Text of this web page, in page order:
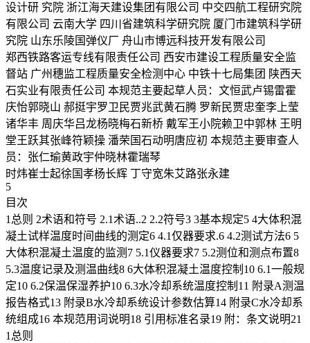
设计研 究院 浙江海天建设集团有限公司 中交四航工程研究院
有限公司 云南大学 四川省建筑科学研究院 厦门市建筑科学研
究院 山东乐陵国弹仪厂 舟山市博远科技开发有限公司
郑西铁路客运专线有限责任公司 西安市建设工程质量安全监
督站 广州穗监工程质量安全检测中心 中铁十七局集团 陕西天
石实业有限责任公司 本规范主要起草人员：文恒武卢锡雷霍
庆怡郭晓山 郝挺宇罗卫民贾兆武黄石腾 罗新民贾忠奎李上莹
诸华丰 周庆华吕龙杨晓梅石新桥 戴军王小院赖卫中郭林 王明
堂王跃其张峰符颖操 潘荣国石动明唐应初 本规范主要审查人
员：张仁瑜黄政宇仲晓林霍瑞琴
时炜崔士起徐国孝杨长辉 丁守宽朱艾路张永建
5
目次
1总则 2术语和符号 2.1术语..2 2.2符号3 3基本规定5 4大体积混
凝土试样温度时间曲线的测定6 4.1仅器要求.6 4.2测试方法6 5
大体积混凝土温度的监测7 5.1仪器要求7 5.2测位和测点布置8
5.3温度记录及测温曲线8 6大体积混凝土温度控制10 6.1一般规
定10 6.2保温保湿养护10 6.3水冷却系统温度控制11 附录A测温
报告格式13 附录B水冷却系统设计参数估算14 附录C水冷却系
统组成16 本规范用词说明18 引用标准名录19 附：条文说明21
1总则